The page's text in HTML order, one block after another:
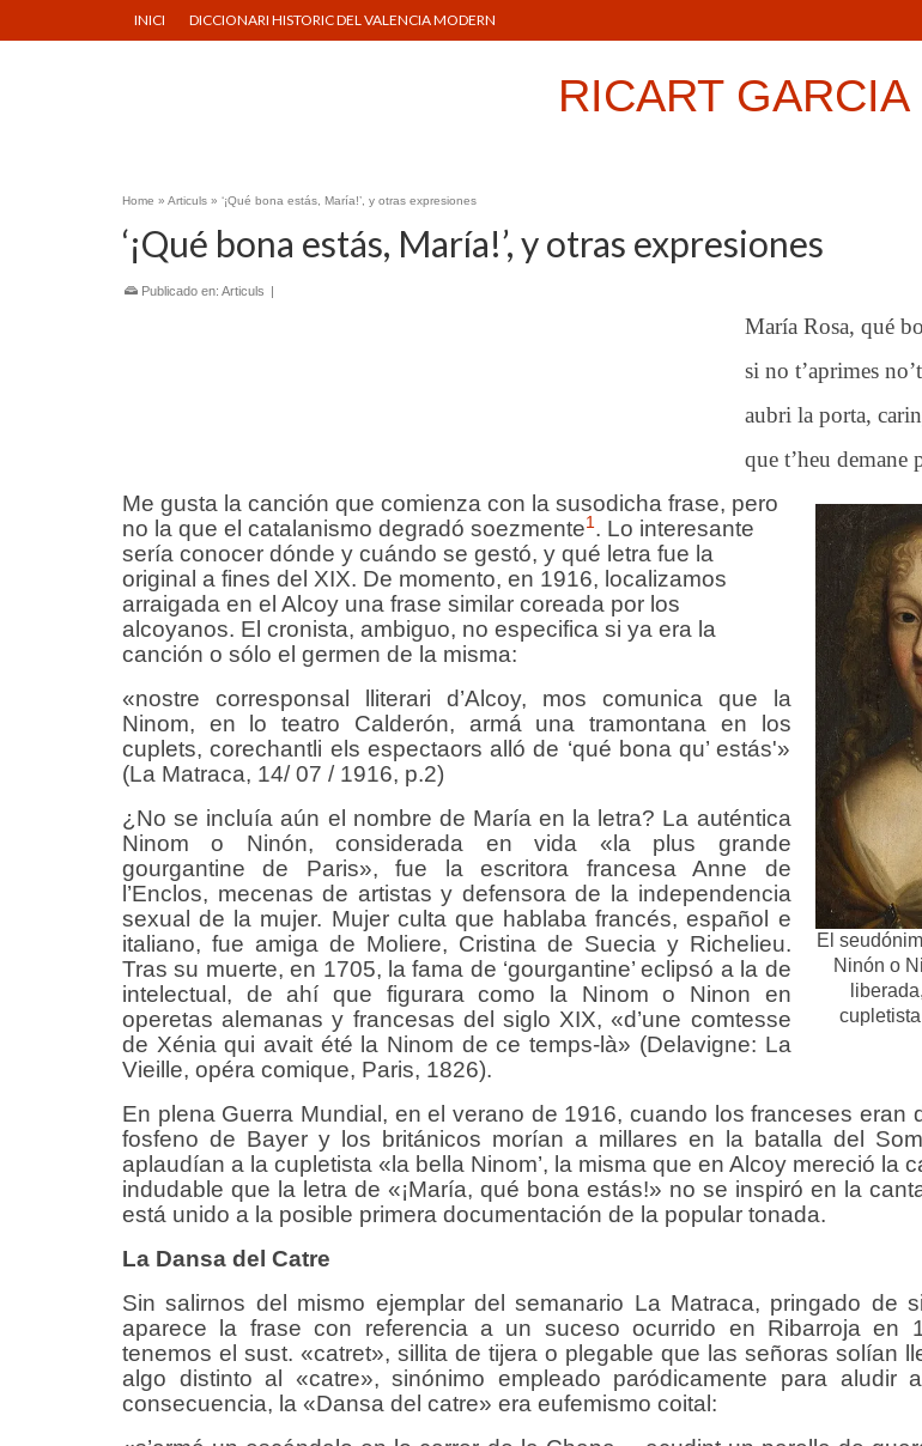
INICI DICCIONARI HISTORIC DEL VALENCIA MODERN
RICART GARCIA
Home » Articuls » ‘¡Qué bona estás, María!’, y otras expresiones
‘¡Qué bona estás, María!’, y otras expresiones
Publicado en: Articuls |
María Rosa, qué b
si no t’aprimes
aubri la porta,
que t’heu demane
El
Ninón o
Me gusta la canción que comienza con la susodicha frase, pero
no la que el catalanismo degradó soezmente1 . Lo interesante
sería conocer dónde y cuándo se gestó, y qué letra fue la
original a fines del XIX. De momento, en 1916, localizamos
arraigada en el Alcoy una frase similar coreada por los
alcoyanos. El cronista, ambiguo, no especifica si ya era la
canción o sólo el germen de la misma:
«nostre corresponsal lliterari d’Alcoy, mos comunica que la
Ninom, en lo teatro Calderón, armá una tramontana en los
cuplets, corechantli els espectaors alló de ‘qué bona qu’ estás'»
(La Matraca, 14/ 07 / 1916, p.2)
¿No se incluía aún el nombre de María en la letra? La auténtica
Ninom o Ninón, considerada en vida «la plus grande
gourgantine de Paris», fue la escritora francesa Anne de
l’Enclos, mecenas de artistas y defensora de la independencia
sexual de la mujer. Mujer culta que hablaba francés, español e
italiano, fue amiga de Moliere, Cristina de Suecia y Richelieu.
Tras su muerte, en 1705, la fama de ‘gourgantine’ eclipsó a la de
intelectual, de ahí que figurara como la Ninom o Ninon en
operetas alemanas y francesas del siglo XIX, «d’une comtesse
de Xénia qui avait été la Ninom de ce temps-là» (Delavigne: La
Vieille, opéra comique, Paris, 1826).
En plena Guerra Mundial, en el verano de 1916, cuando los franceses eran
fosfeno de Bayer y los británicos morían a millares en la batalla del
aplaudían a la cupletista «la bella Ninom’, la misma que en Alcoy mereció la
indudable que la letra de «¡María, qué bona estás!» no se inspiró en la
está unido a la posible primera documentación de la popular tonada.
La Dansa del Catre
Sin salirnos del mismo ejemplar del semanario La Matraca, pringado de
aparece la frase con referencia a un suceso ocurrido en Ribarroja en
tenemos el sust. «catret», sillita de tijera o plegable que las señoras solían
algo distinto al «catre», sinónimo empleado paródicamente para aludir
consecuencia, la «Dansa del catre» era eufemismo coital: